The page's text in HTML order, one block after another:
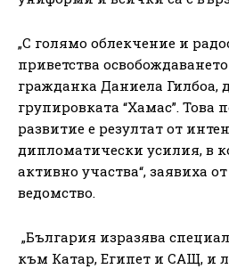
„С голямо облекчение и
приветства
гражданка Даниела Гилбоа,
групировката “Хамас”. Това
развитие е резултат от
дипломатически усилия, в
активно участва“, заявиха
ведомство.
„България изразява
към Катар, Египет и САЩ, и